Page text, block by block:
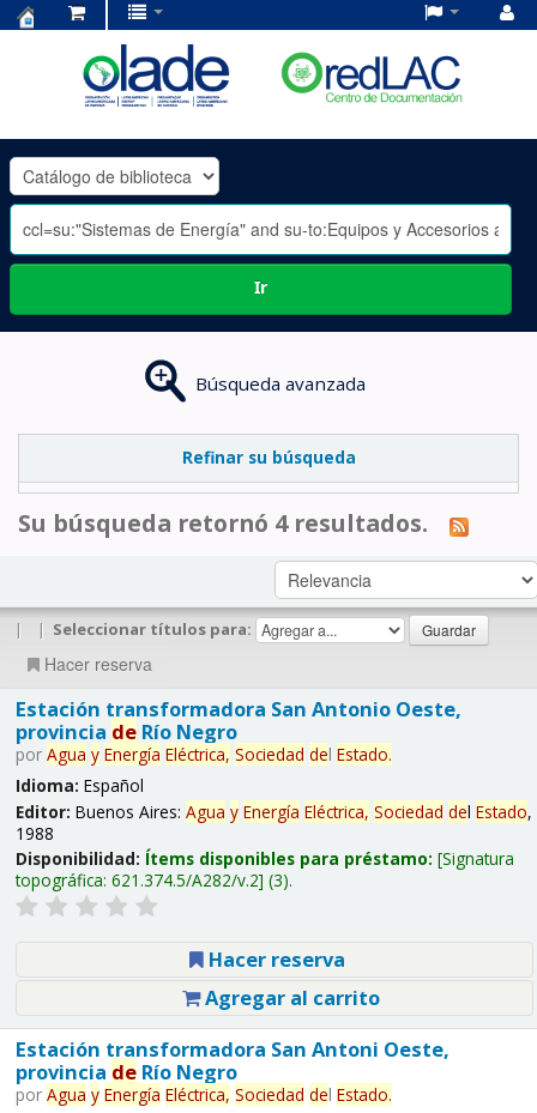
OLADE
-
Ir
Búsqueda avanzada
Refinar su búsqueda
Su búsqueda retornó 4 resultados.
| | Seleccionar títulos para:
Hacer reserva
Estación transformadora San Antonio Oeste,
provincia deRío Negro
por Agua y Energía Eléctrica, Sociedad del Estado.
Idioma: Español
Editor: Buenos Aires: Agua y Energía Eléctrica, Sociedad del Estado,
1988
Disponibilidad: Ítems disponibles para préstamo: Signatura
topográfica: 621.374.5/A282/v.2 (3).
Hacer reserva
Agregar al carrito
Estación transformadora San Antoni Oeste,
provincia deRío Negro
por Agua y Energía Eléctrica, Sociedad del Estado.